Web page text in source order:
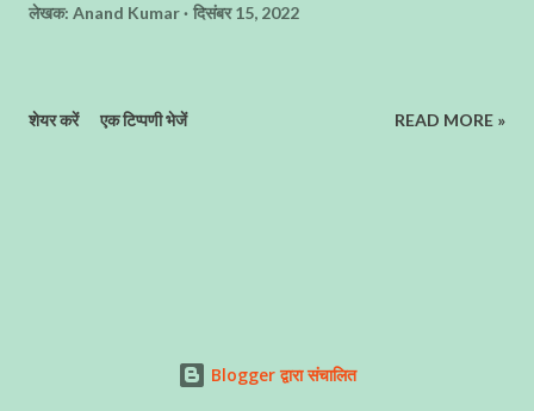
लेखक: Anand Kumar दिसंबर 15, 2022
शेयर करें एक टिप्पणी भेजें READ MORE »
Blogger द्वारा संचालित